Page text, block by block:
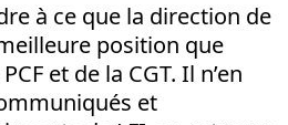
à ce que la direction de
position que
et de la CGT. Il n’en
et